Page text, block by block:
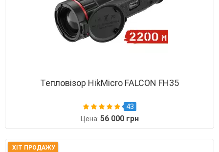
Тепловізор HikMicro FALCON FH35
43
Цена: 56 000 грн
ХІТ ПРОДАЖУ